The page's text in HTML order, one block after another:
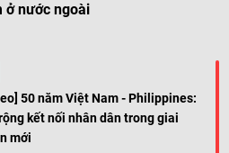
ở nước ngoài
50 năm Việt Nam - Philippines:
kết nối nhân dân trong giai
mới